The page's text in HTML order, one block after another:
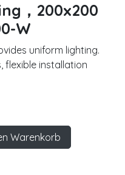
，200x200
W
uniform lighting.
flexible installation
Warenkorb